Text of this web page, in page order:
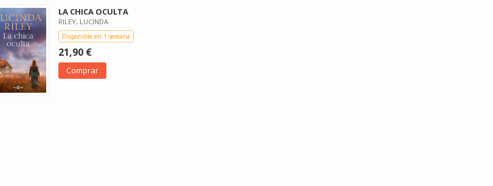
LA CHICA OCULTA
RILEY, LUCINDA
Disponible en 1 semana
21,90 €
Comprar